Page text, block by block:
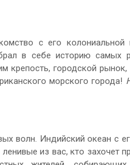
с его колониальной
в себе историю самых
крепость, городской
морского города!
волн. Индийский океан с
из вас, кто захочет